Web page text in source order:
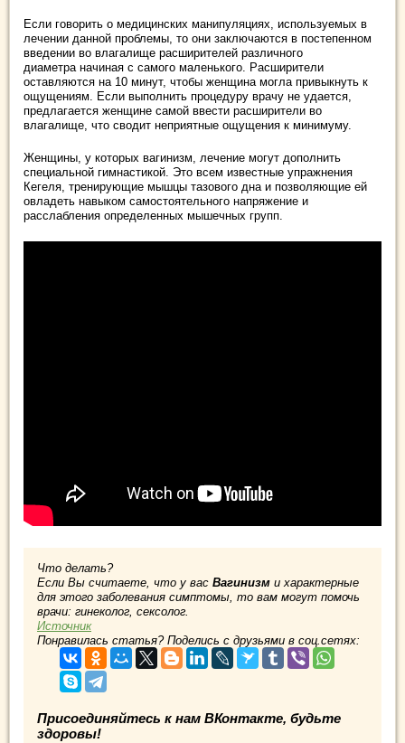
Если говорить о медицинских манипуляциях, используемых в
лечении данной проблемы, то они заключаются в постепенном
введении во влагалище расширителей различного
диаметра начиная с самого маленького. Расширители
оставляются на 10 минут, чтобы женщина могла привыкнуть к
ощущениям. Если выполнить процедуру врачу не удается,
предлагается женщине самой ввести расширители во
влагалище, что сводит неприятные ощущения к минимуму.
Женщины, у которых вагинизм, лечение могут дополнить
специальной гимнастикой. Это всем известные упражнения
Кегеля, тренирующие мышцы тазового дна и позволяющие ей
овладеть навыком самостоятельного напряжение и
расслабления определенных мышечных групп.
Что делать?
Если Вы считаете, что у вас Вагинизм и характерные
для этого заболевания симптомы, то вам могут помочь
врачи: гинеколог, сексолог.
Источник
Понравилась статья? Поделись с друзьями в соц.сетях:
Присоединяйтесь к нам ВКонтакте, будьте
здоровы!